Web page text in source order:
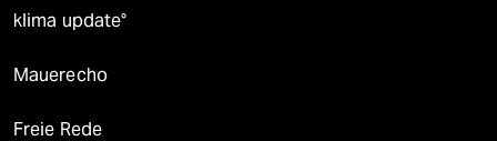
klima update°
Mauerecho
Freie Rede